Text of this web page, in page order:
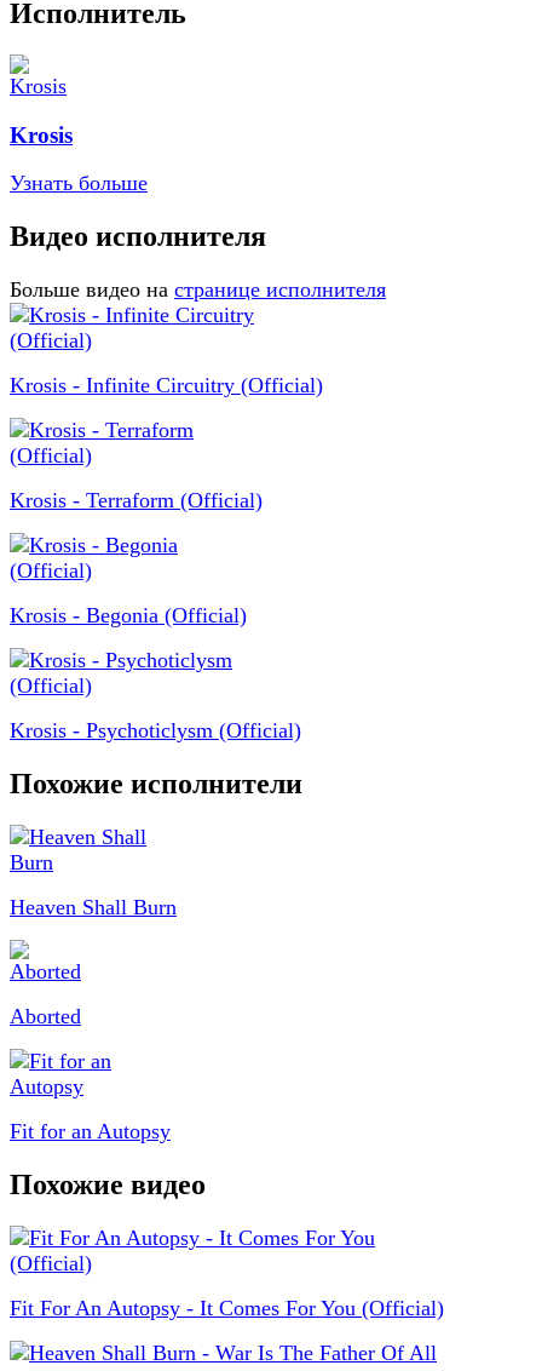
Исполнитель
Krosis
Узнать больше
Видео исполнителя
Больше видео на странице исполнителя
Krosis - Infinite Circuitry (Official)
Krosis - Terraform (Official)
Krosis - Begonia (Official)
Krosis - Psychoticlysm (Official)
Похожие исполнители
Heaven Shall Burn
Aborted
Fit for an Autopsy
Похожие видео
Fit For An Autopsy - It Comes For You (Official)